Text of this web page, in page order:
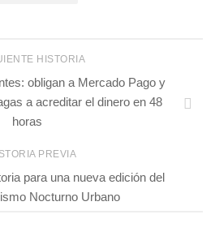
HISTORIA
obligan a Mercado Pago y
a acreditar el dinero en 48
horas
PREVIA
para una nueva edición del
Nocturno Urbano